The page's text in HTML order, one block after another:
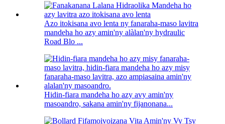
Azo itokisana avo lenta ny fanaraha-maso lavitra
mandeha ho azy amin'ny alàlan'ny hydraulic
Road Blo ...
Hidin-fiara mandeha ho azy avy amin'ny
masoandro, sakana amin'ny fijanonana...